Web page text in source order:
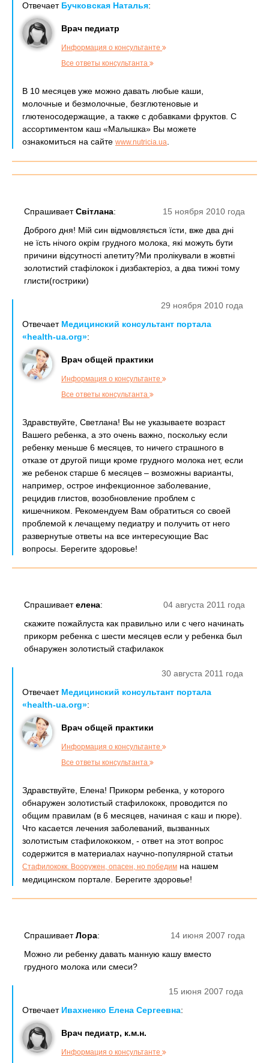
Отвечает Бучковская Наталья:
Врач педиатр
Информация о консультанте
Все ответы консультанта
В 10 месяцев уже можно давать любые каши,
молочные и безмолочные, безглютеновые и
глютеносодержащие, а также с добавками фруктов. С
ассортиментом каш «Малышка» Вы можете
ознакомиться на сайте www.nutricia.ua
15 ноября 2010 года
СпрашиваетСвітлана:
Доброго дня! Мій син відмовляється їсти, вже два дні
не їсть нічого окрім грудного молока, які можуть бути
причини відсутності апетиту?Ми пролікували в жовтні
золотистий стафілокок і дизбактеріоз, а два тижні тому
глисти(гострики)
29 ноября 2010 года
Отвечает Медицинский консультант портала
«health-ua.org»:
Врач общей практики
Информация о консультанте
Все ответы консультанта
Здравствуйте, Светлана! Вы не указываете возраст
Вашего ребенка, а это очень важно, поскольку если
ребенку меньше 6 месяцев, то ничего страшного в
отказе от другой пищи кроме грудного молока нет, если
же ребенок старше 6 месяцев – возможны варианты,
например, острое инфекционное заболевание,
рецидив глистов, возобновление проблем с
кишечником. Рекомендуем Вам обратиться со своей
проблемой к лечащему педиатру и получить от него
развернутые ответы на все интересующие Вас
вопросы. Берегите здоровье!
04 августа 2011 года
Спрашиваетелена:
скажите пожайлуста как правильно или с чего начинать
прикорм ребенка с шести месяцев если у ребенка был
обнаружен золотистый стафилакок
30 августа 2011 года
Отвечает Медицинский консультант портала
«health-ua.org»:
Врач общей практики
Информация о консультанте
Все ответы консультанта
Здравствуйте, Елена! Прикорм ребенка, у которого
обнаружен золотистый стафилококк, проводится по
общим правилам (в 6 месяцев, начиная с каш и пюре).
Что касается лечения заболеваний, вызванных
золотистым стафилококком, - ответ на этот вопрос
содержится в материалах научно-популярной статьи
Стафилококк. Вооружен, опасен, но победим на нашем
медицинском портале. Берегите здоровье!
14 июня 2007 года
СпрашиваетЛора:
Можно ли ребенку давать манную кашу вместо
грудного молока или смеси?
15 июня 2007 года
Отвечает Ивахненко Елена Сергеевна:
Врач педиатр, к.м.н.
Информация о консультанте